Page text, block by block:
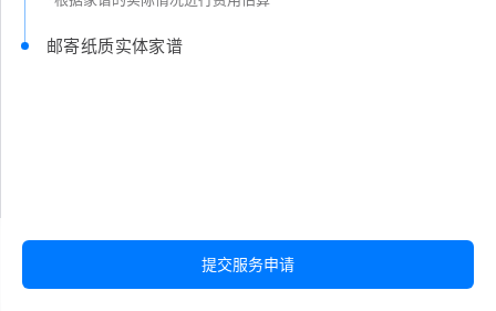
邮寄纸质实体家谱
提交服务申请